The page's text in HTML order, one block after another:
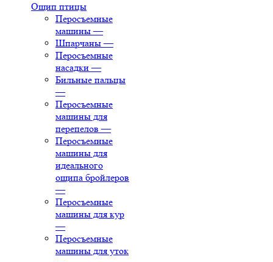
Ощип птицы
Перосъемные
машины —
Шпарчаны —
Перосъемные
насадки —
Бильные пальцы
—
Перосъемные
машины для
перепелов —
Перосъемные
машины для
идеального
ощипа бройлеров
—
Перосъемные
машины для кур
—
Перосъемные
машины для уток